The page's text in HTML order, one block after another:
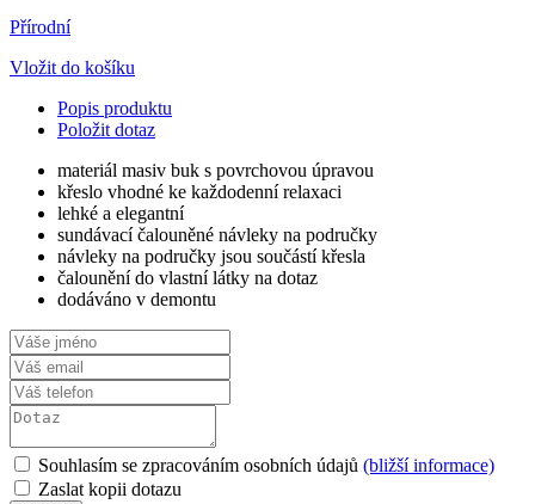
Přírodní
Vložit do košíku
Popis produktu
Položit dotaz
materiál masiv buk s povrchovou úpravou
křeslo vhodné ke každodenní relaxaci
lehké a elegantní
sundávací čalouněné návleky na područky
návleky na područky jsou součástí křesla
čalounění do vlastní látky na dotaz
dodáváno v demontu
Souhlasím se zpracováním osobních údajů (bližší informace)
Zaslat kopii dotazu